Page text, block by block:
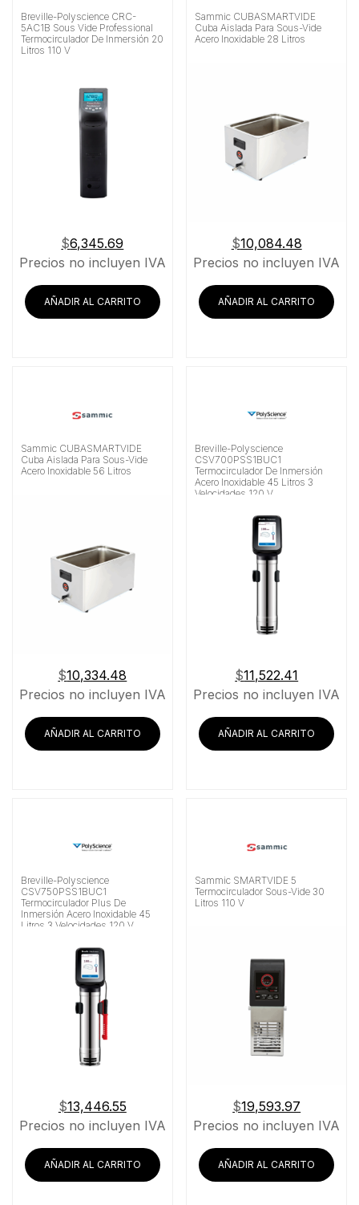
Breville-Polyscience CRC-
5AC1B Sous Vide Professional
Termocirculador De Inmersión 20
Litros 110 V
$6,345.69
Precios no incluyen IVA
AÑADIR AL CARRITO
Sammic CUBASMARTVIDE
Cuba Aislada Para Sous-Vide
Acero Inoxidable 28 Litros
$10,084.48
Precios no incluyen IVA
AÑADIR AL CARRITO
Sammic CUBASMARTVIDE
Cuba Aislada Para Sous-Vide
Acero Inoxidable 56 Litros
$10,334.48
Precios no incluyen IVA
AÑADIR AL CARRITO
Breville-Polyscience
CSV700PSS1BUC1
Termocirculador De Inmersión
Acero Inoxidable 45 Litros 3
Velocidades 120 V
$11,522.41
Precios no incluyen IVA
AÑADIR AL CARRITO
Breville-Polyscience
CSV750PSS1BUC1
Termocirculador Plus De
Inmersión Acero Inoxidable 45
Litros 3 Velocidades 120 V
$13,446.55
Precios no incluyen IVA
AÑADIR AL CARRITO
Sammic SMARTVIDE 5
Termocirculador Sous-Vide 30
Litros 110 V
$19,593.97
Precios no incluyen IVA
AÑADIR AL CARRITO